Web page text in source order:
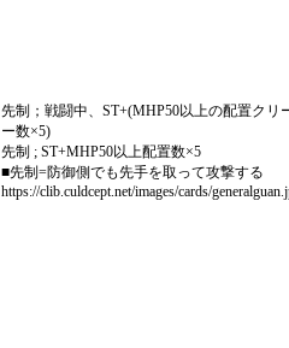
先制；戦闘中、ST+(MHP50以上の配置クリ
ー数×5)
先制 ; ST+MHP50以上配置数×5
■先制=防御側でも先手を取って攻撃する
https://clib.culdcept.net/images/cards/